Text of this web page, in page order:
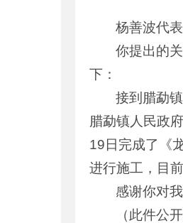
杨善波代表
你提出的
下：
接到腊勐
腊勐镇人民政
19日完成了《
进行施工，目
感谢你对
（此件公